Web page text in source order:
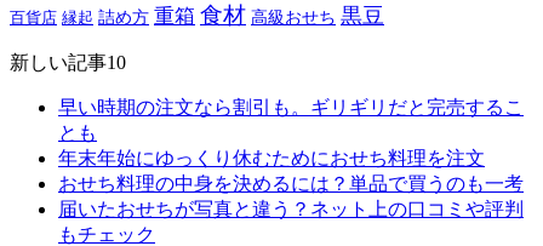
百貨店 縁起 詰め方 重箱 食材 高級おせち 黒豆
新しい記事10
早い時期の注文なら割引も。ギリギリだと完売するこ
とも
年末年始にゆっくり休むためにおせち料理を注文
おせち料理の中身を決めるには？単品で買うのも一考
届いたおせちが写真と違う？ネット上の口コミや評判
もチェック